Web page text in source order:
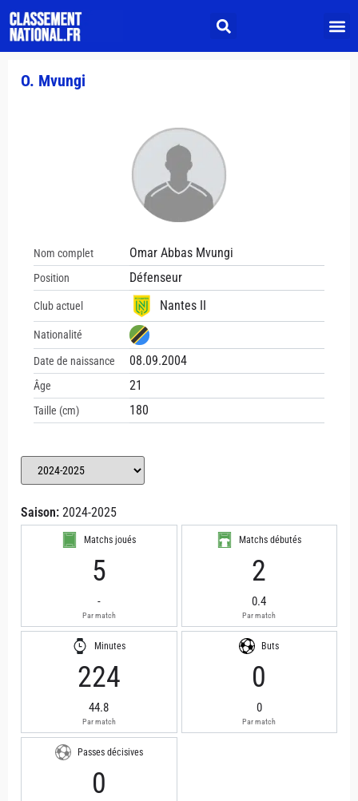
O. Mvungi
Nom complet Omar Abbas Mvungi
Position Défenseur
Club actuel Nantes II
Nationalité
Date de naissance 08.09.2004
Âge 21
Taille (cm) 180
Saison: 2024-2025
Matchs joués
5
-
Par match
Matchs débutés
2
0.4
Par match
Minutes
224
44.8
Par match
Buts
0
0
Par match
Passes décisives
0